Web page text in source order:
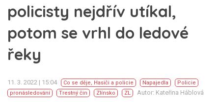
policisty nejdřív utíkal,
potom se vrhl do ledové
řeky
11. 3. 2022 | 15:04 Co se děje, Hasiči a policie Napajedla
Policie
pronásledování
Trestný čin Zlínsko ZL Autor: Kateřina Háblová